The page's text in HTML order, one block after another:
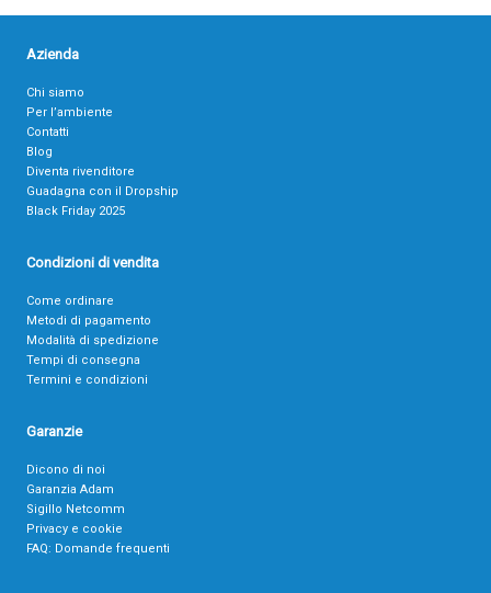
Azienda
Chi siamo
Per l’ambiente
Contatti
Blog
Diventa rivenditore
Guadagna con il Dropship
Black Friday 2025
Condizioni di vendita
Come ordinare
Metodi di pagamento
Modalità di spedizione
Tempi di consegna
Termini e condizioni
Garanzie
Dicono di noi
Garanzia Adam
Sigillo Netcomm
Privacy e cookie
FAQ: Domande frequenti